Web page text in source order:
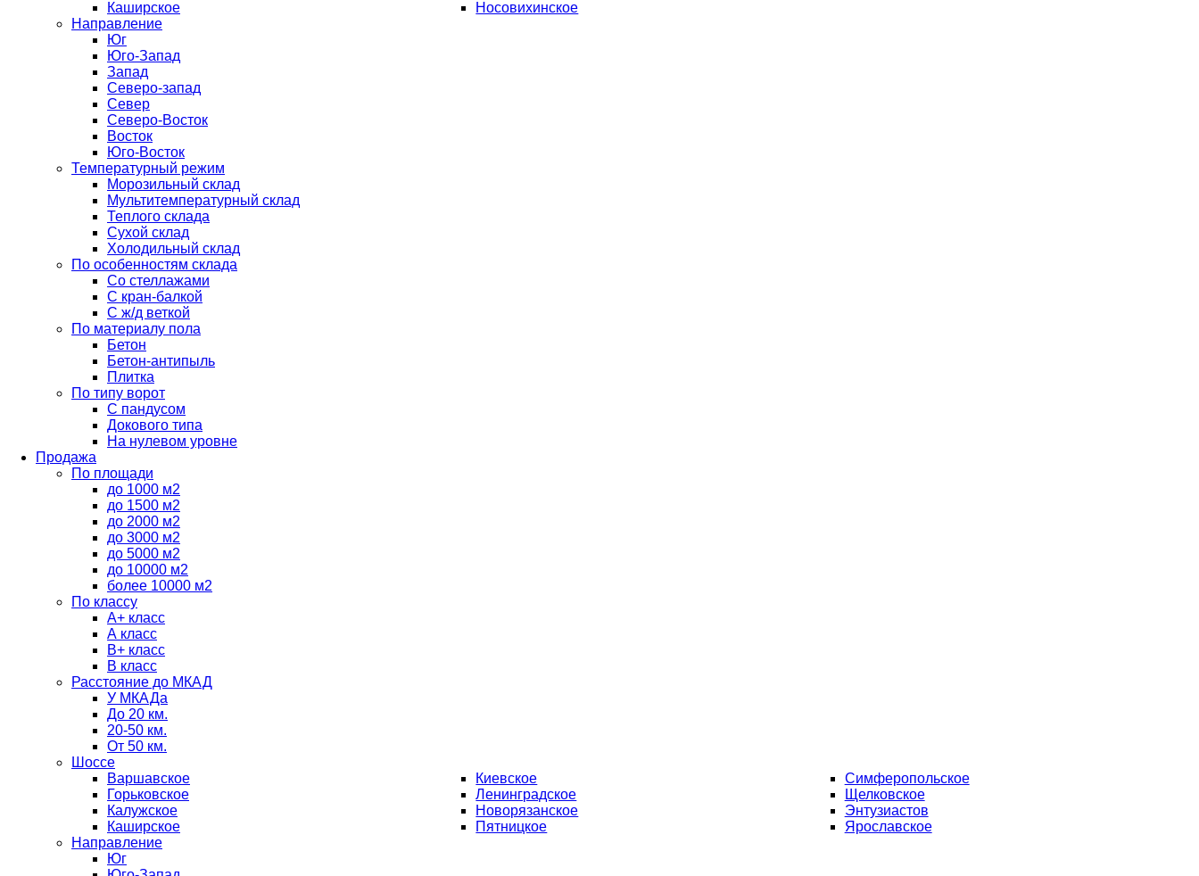
Каширское
Носовихинское
Направление
Юг
Юго-Запад
Запад
Северо-запад
Север
Северо-Восток
Восток
Юго-Восток
Температурный режим
Морозильный склад
Мультитемпературный склад
Теплого склада
Сухой склад
Холодильный склад
По особенностям склада
Со стеллажами
С кран-балкой
С ж/д веткой
По материалу пола
Бетон
Бетон-антипыль
Плитка
По типу ворот
С пандусом
Докового типа
На нулевом уровне
Продажа
По площади
до 1000 м2
до 1500 м2
до 2000 м2
до 3000 м2
до 5000 м2
до 10000 м2
более 10000 м2
По классу
A+ класс
А класс
В+ класс
B класс
Расстояние до МКАД
У МКАДа
До 20 км.
20-50 км.
От 50 км.
Шоссе
Варшавское
Горьковское
Калужское
Каширское
Киевское
Ленинградское
Новорязанское
Пятницкое
Симферопольское
Щелковское
Энтузиастов
Ярославское
Направление
Юг